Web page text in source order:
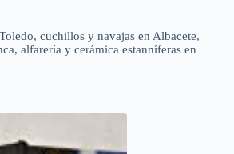
cuchillos y navajas en Albacete,
alfarería y cerámica estanníferas en